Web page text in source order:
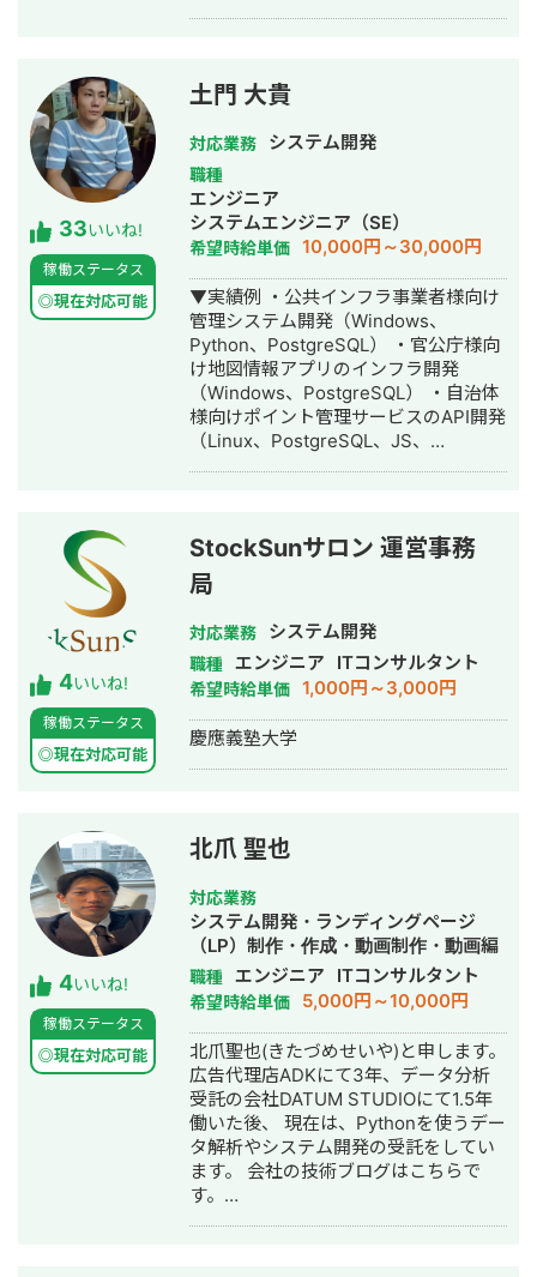
Googleのサービスを使ったら、どんな
感じに開発できるのかイメージが湧か
ないという方も大歓迎！ フワッとした
イメージでも良いので「こんなことを
したい」という内容を伝えて頂けれ
ば、その内容を実現するための方法を
具体的に提案させて頂きます。 一度ビ
デオ会議でお話してみませんか？もち
ろん無料です。 【Google Apps
Script、Appsheetで開発するメリッ
ト】 ★月々にかかる費用がタダ！
Googleアカウントさえあれば利用可能
なので月々にかかる費用が0円です。
GASによる開発は、長期的にみて非常
にお得です。 ★開発コストが低い
Google WorkSpaceを元に開発するの
で、作業量が少なく済み、その分コス
自由度が高い Google WorkSpace間の
連携ができるので、用途に合わせて自
由度高くシステムを作ることができま
私に開発をお任せ頂ければ、御社の業
務の効率化に貢献することが可能で
す。是非宜しくお願い致します。 【無
フォーム★
https://forms.gle/f7DVaUkwYAMdyMxf7
33いいね!
稼働ステータス
◎現在対応可能
土門 大貴
対応業務 システム開発
職種
エンジニア
システムエンジニア（SE）
希望時給単価 10,000円～30,000円
▼実績例 ・公共インフラ事業者様向け
管理システム開発（Windows、
Python、PostgreSQL） ・官公庁様向
け地図情報アプリのインフラ開発
（Windows、PostgreSQL） ・自治体
様向けポイント管理サービスのAPI開発
（Linux、PostgreSQL、JS、
決算システム基盤開発（Windows、
PostgreSQL、JS、Python） ・リース
業様向け代理店向けWebAPI開発
イトインフラ構築支援、要件定義～開
発（AWS, ECCube） ・結婚相談所様
向けオウンドメディア制作
（WordPress、JS、ウェブディレクト
ションな）
4いいね!
稼働ステータス
◎現在対応可能
StockSunサロン 運営事務
局
対応業務 システム開発
職種 エンジニア ITコンサルタント
希望時給単価 1,000円～3,000円
慶應義塾大学
4いいね!
稼働ステータス
◎現在対応可能
北爪 聖也
対応業務
システム開発・ランディングページ
（LP）制作・作成・動画制作・動画編
集
職種 エンジニア ITコンサルタント
希望時給単価 5,000円～10,000円
北爪聖也(きたづめせいや)と申します。
広告代理店ADKにて3年、データ分析
受託の会社DATUM STUDIOにて1.5年
働いた後、 現在は、Pythonを使うデー
タ解析やシステム開発の受託をしてい
ます。 会社の技術ブログはこちらで
す。